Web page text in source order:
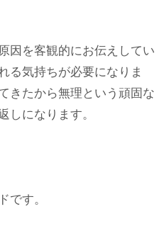
因を客観的にお伝えしてい
る気持ちが必要になりま
きたから無理という頑固な
しになります。
です。